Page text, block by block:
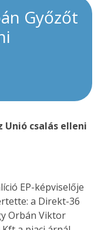
Győzőt
Unió csalás elleni
EP-képviselője
a Direkt-36
Orbán Viktor